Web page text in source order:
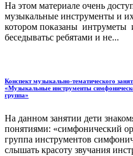
На этом материале очень
музыкальные инструменты и
котором показаны интруметы
беседыватьс ребятами и не...
Конспект музыкально-тематического
«Музыкальные инструменты
группа»
На данном занятии дети
понятиями: «симфонический
группа инструментов
слышать красоту звучания